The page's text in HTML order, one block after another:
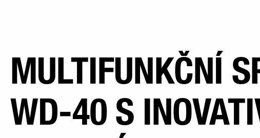
MULTIFUNKČNÍ
WD-40 S